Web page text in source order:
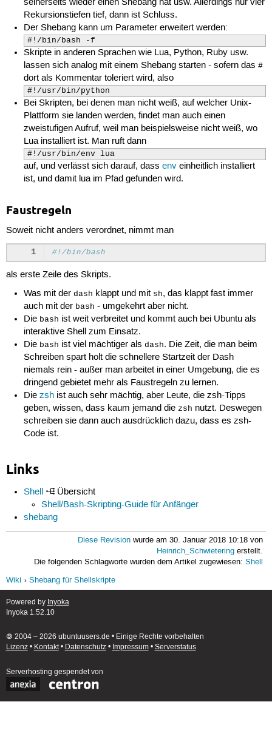
seinerseits wieder einen Shebang hat usw. Allerdings nur vier
Rekursionstiefen tief, dann ist Schluss.
Der Shebang kann um Parameter erweitert werden:
#!/bin/bash -f
Skripte in anderen Sprachen wie Lua, Python, Ruby usw.
lassen sich analog mit einem Shebang starten - sofern das#
dort als Kommentar toleriert wird, also
#!/usr/bin/python
Bei Skripten, bei denen man nicht weiß, auf welcher Unix-
Plattform sie landen werden, findet man auch einen
zweistufigen Aufruf, weil man beispielsweise nicht weiß, wo
Lua installiert ist. Man ruft dann
#!/usr/bin/env lua
auf, und verlässt sich darauf, dassenv einheitlich installiert
ist, und damit lua im Pfad gefunden wird.
Faustregeln
Soweit nicht anders verordnet, nimmt man
1 #!/bin/bash
als erste Zeile des Skripts.
Was mit derdash klappt und mit sh, das klappt fast immer
auch mit der bash - umgekehrt aber nicht.
Die bash ist weit verbreitet und kommt auch bei Ubuntu als
interaktive Shell zum Einsatz.
Die bash ist viel mächtiger alsdash. Die Zeit, die man beim
Schreiben spart holt die schnellere Startzeit der Dash
niemals rein - außer man arbeitet in einer Umgebung, die es
dringend gebietet mehr als Faustregeln zu lernen.
Diezsh ist auch sehr mächtig, aber Leute, die zsh-Tipps
geben, wissen, dass kaum jemand die zsh nutzt. Deswegen
schreiben sie dann auch ausdrücklich dazu, dass es zsh-
Code ist.
Links
Shell
Übersicht
Shell/Bash-Skripting-Guide für Anfänger
shebang
Diese Revision wurde am 30. Januar 2018 10:18 von
Heinrich_Schwietering erstellt.
Die folgenden Schlagworte wurden dem Artikel zugewiesen:Shell
Wiki
Shebang für Shellskripte
Powered by Inyoka
Inyoka 1.52.10
🄯 2004 – 2026 ubuntuusers.de • Einige Rechte vorbehalten
Lizenz• Kontakt• Datenschutz• Impressum• Serverstatus
Serverhosting gespendet von